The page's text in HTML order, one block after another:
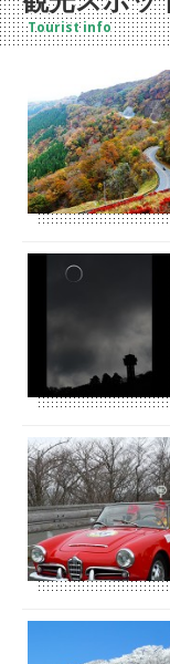
Tourist info
護摩壇山は森
樹林が広がり
を楽しむこと
展望塔入り口
カイタワー近
影響されない
すめです。写
にて撮影され
ンポジットによ
大阪をスター
カーで